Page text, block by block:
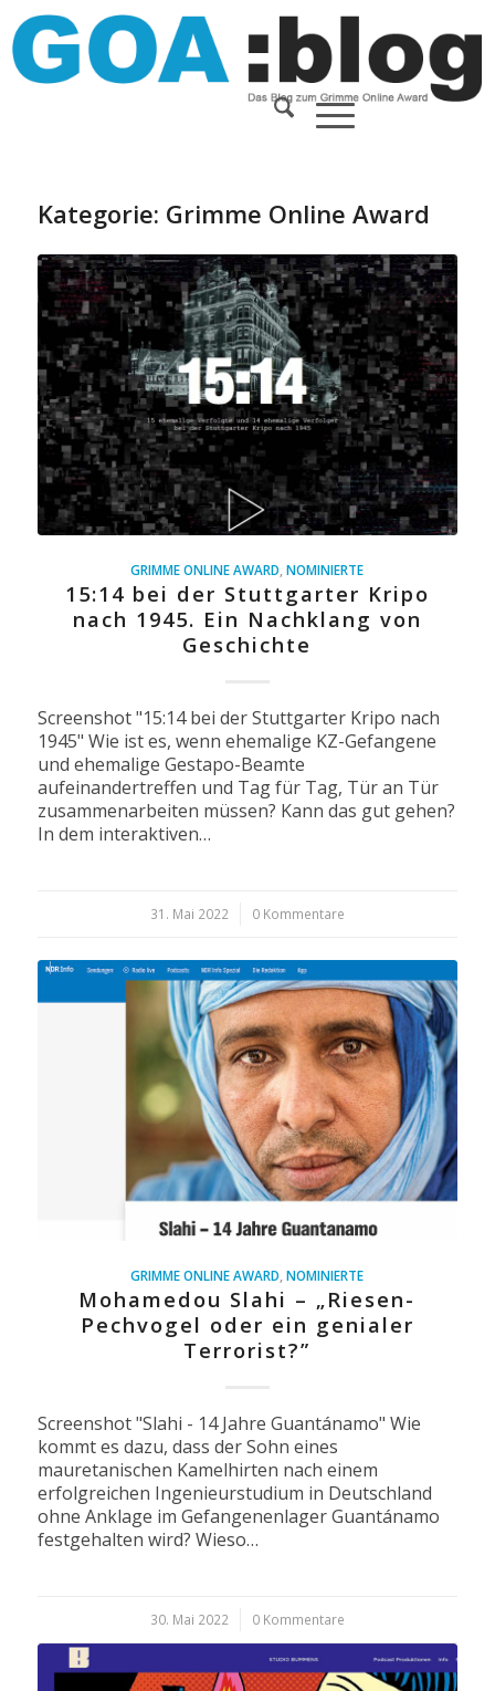
Kategorie: Grimme Online Award
GRIMME ONLINE AWARD ,NOMINIERTE
15:14 bei der Stuttgarter Kripo
nach 1945. Ein Nachklang von
Geschichte
Screenshot "15:14 bei der Stuttgarter Kripo nach
1945" Wie ist es, wenn ehemalige KZ-Gefangene
und ehemalige Gestapo-Beamte
aufeinandertreffen und Tag für Tag, Tür an Tür
zusammenarbeiten müssen? Kann das gut gehen?
In dem interaktiven…
31. Mai 2022 0 Kommentare
GRIMME ONLINE AWARD ,NOMINIERTE
Mohamedou Slahi – „Riesen-
Pechvogel oder ein genialer
Terrorist?”
Screenshot "Slahi - 14 Jahre Guantánamo" Wie
kommt es dazu, dass der Sohn eines
mauretanischen Kamelhirten nach einem
erfolgreichen Ingenieurstudium in Deutschland
ohne Anklage im Gefangenenlager Guantánamo
festgehalten wird? Wieso…
30. Mai 2022 0 Kommentare